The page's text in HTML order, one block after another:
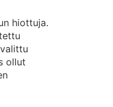
hiottuja.
ollut